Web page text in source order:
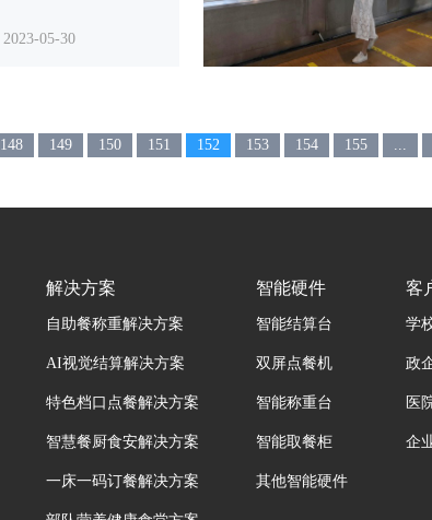
2023-05-30
148 149 150 151 152 153 154 155 ...
解决方案
自助餐称重解决方案
AI视觉结算解决方案
特色档口点餐解决方案
智慧餐厨食安解决方案
一床一码订餐解决方案
智能硬件
智能结算台
双屏点餐机
智能称重台
智能取餐柜
其他智能硬件
客
学
政
医
企